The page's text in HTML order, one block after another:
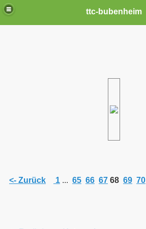
ttc-bubenheim
<- Zurück 1 ... 65 66 67 68 69 70